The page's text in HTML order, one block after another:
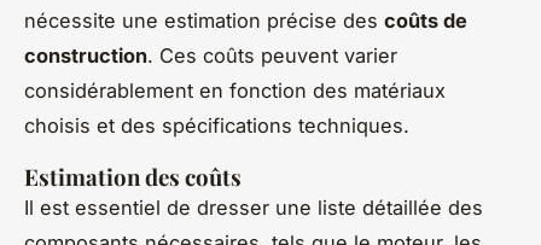
nécessite une estimation précise des coûts de
construction. Ces coûts peuvent varier
considérablement en fonction des matériaux
choisis et des spécifications techniques.
Estimation des coûts
Il est essentiel de dresser une liste détaillée des